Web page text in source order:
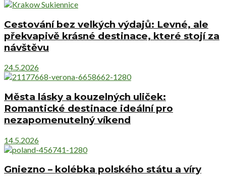
Cestování bez velkých výdajů: Levné, ale
překvapivě krásné destinace, které stojí za
návštěvu
24.5.2026
Města lásky a kouzelných uliček:
Romantické destinace ideální pro
nezapomenutelný víkend
14.5.2026
Gniezno – kolébka polského státu a víry